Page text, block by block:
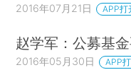
2016年07月21日 APP打
赵学军：公募基
2016年05月30日 APP